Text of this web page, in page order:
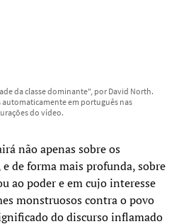
da classe dominante", por David North.
automaticamente em português nas
do vídeo.
não apenas sobre os
de forma mais profunda, sobre
ao poder e em cujo interesse
monstruosos contra o povo
do discurso inflamado